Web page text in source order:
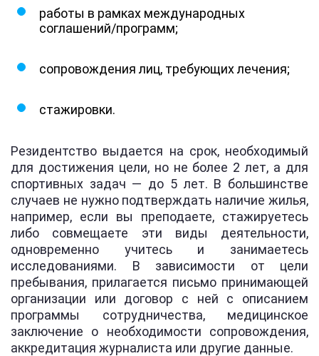
работы в рамках международных
соглашений/программ;
сопровождения лиц, требующих лечения;
стажировки.
Резидентство выдается на срок, необходимый
для достижения цели, но не более 2 лет, а для
спортивных задач — до 5 лет. В большинстве
случаев не нужно подтверждать наличие жилья,
например, если вы преподаете, стажируетесь
либо совмещаете эти виды деятельности,
одновременно учитесь и занимаетесь
исследованиями. В зависимости от цели
пребывания, прилагается письмо принимающей
организации или договор с ней с описанием
программы сотрудничества, медицинское
заключение о необходимости сопровождения,
аккредитация журналиста или другие данные.